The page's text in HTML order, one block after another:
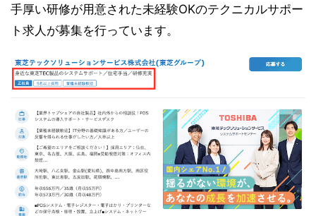
手厚い研修が用意された未経験OKのテクニカルサポー
ト求人が募集を行っています。